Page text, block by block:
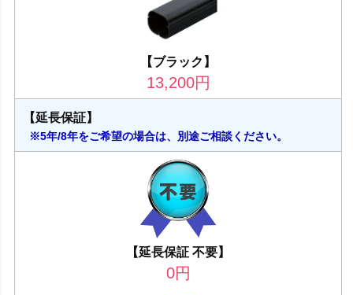
【ブラック】
13,200円
【延長保証】
※5年/8年をご希望の場合は、別途ご相談ください。
【延長保証 不要】
0円